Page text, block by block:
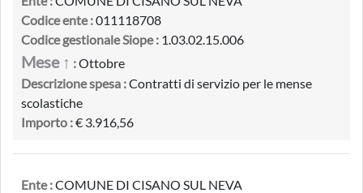
Codice ente :011118708
Codice gestionale Siope : 1.03.02.15.006
Mese ↑ :Ottobre
Descrizione spesa :Contratti di servizio per le mense
scolastiche
Importo :€ 3.916,56
Ente :COMUNE DI CISANO SUL NEVA